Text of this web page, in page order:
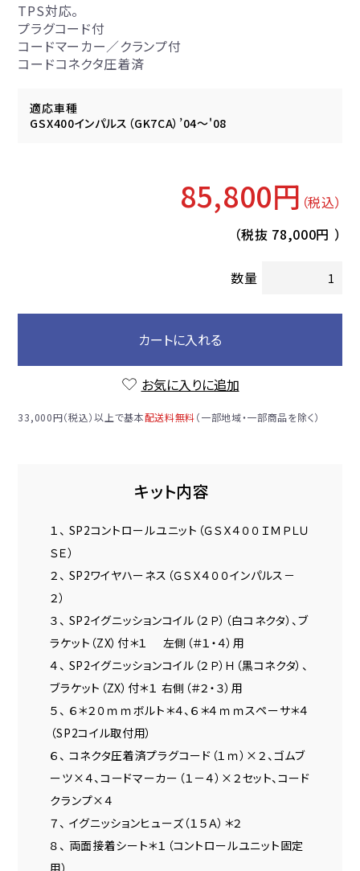
TPS対応。
プラグコード付
コードマーカー／クランプ付
コードコネクタ圧着済
適応車種
GSX400インパルス（GK7CA）’04～'08
85,800円 （税込）
（税抜 78,000円 ）
数量
カートに入れる
お気に入りに追加
33,000円（税込）以上で基本配送料無料（一部地域・一部商品を除く）
キット内容
１、 SP2コントロールユニット（ＧＳＸ４００ＩＭＰＬＵ
ＳＥ）
２、 SP2ワイヤハーネス（ＧＳＸ４００インパルス－
２）
３、 SP2イグニッションコイル（２Ｐ）（白コネクタ）、ブ
ラケット（ZX）付＊１ 左側（＃１・４）用
４、 SP2イグニッションコイル（２Ｐ）Ｈ（黒コネクタ）、
ブラケット（ZX）付＊１ 右側（＃２・３）用
５、 ６＊２０ｍｍボルト＊４、６＊４ｍｍスペーサ＊４
（SP2コイル取付用）
６、 コネクタ圧着済プラグコード（１ｍ）×２、ゴムブ
ーツ×４、コードマーカー（１－４）×２セット、コード
クランプ×４
７、 イグニッションヒューズ（１５Ａ）＊２
８、 両面接着シート＊１（コントロールユニット固定